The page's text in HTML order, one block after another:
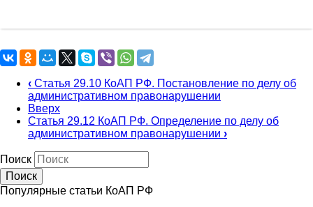
‹ Статья 29.10 КоАП РФ. Постановление по делу об
административном правонарушении
Вверх
Статья 29.12 КоАП РФ. Определение по делу об
административном правонарушении ›
Поиск
Популярные статьи КоАП РФ